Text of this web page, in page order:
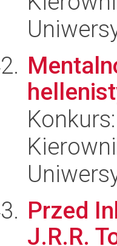
Konkurs:
Przed
J.R.R.